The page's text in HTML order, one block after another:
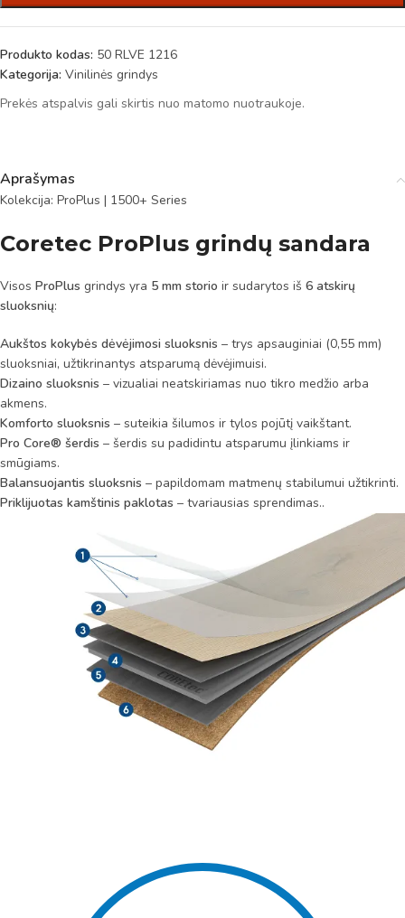
Produkto kodas: 50 RLVE 1216
Kategorija: Vinilinės grindys
Prekės atspalvis gali skirtis nuo matomo nuotraukoje.
Aprašymas
Kolekcija: ProPlus | 1500+ Series
Coretec ProPlus grindų sandara
Visos ProPlus grindys yra 5 mm storio ir sudarytos iš 6 atskirų
sluoksnių:
Aukštos kokybės dėvėjimosi sluoksnis – trys apsauginiai (0,55 mm)
sluoksniai, užtikrinantys atsparumą dėvėjimuisi.
Dizaino sluoksnis – vizualiai neatskiriamas nuo tikro medžio arba
akmens.
Komforto sluoksnis – suteikia šilumos ir tylos pojūtį vaikštant.
Pro Core® šerdis – šerdis su padidintu atsparumu įlinkiams ir
smūgiams.
Balansuojantis sluoksnis – papildomam matmenų stabilumui užtikrinti.
Priklijuotas kamštinis paklotas – tvariausias sprendimas..